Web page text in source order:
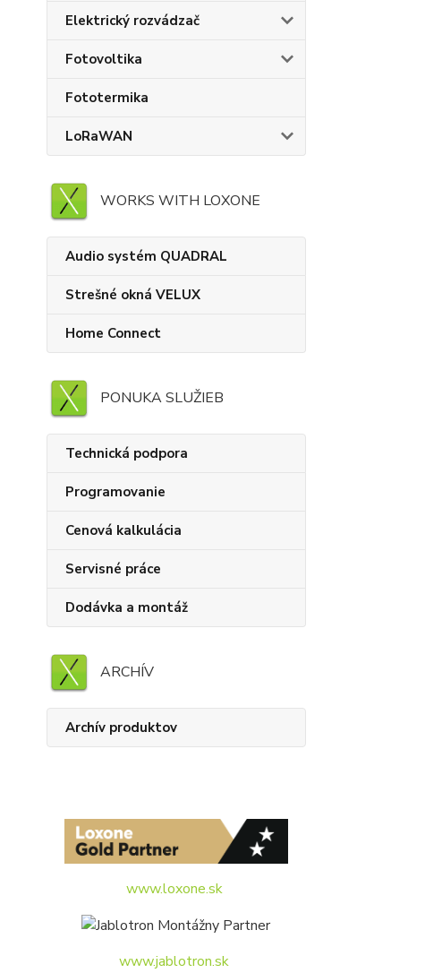
Elektrický rozvádzač
Fotovoltika
Fototermika
LoRaWAN
WORKS WITH LOXONE
Audio systém QUADRAL
Strešné okná VELUX
Home Connect
PONUKA SLUŽIEB
Technická podpora
Programovanie
Cenová kalkulácia
Servisné práce
Dodávka a montáž
ARCHÍV
Archív produktov
www.loxone.sk
www.jablotron.sk